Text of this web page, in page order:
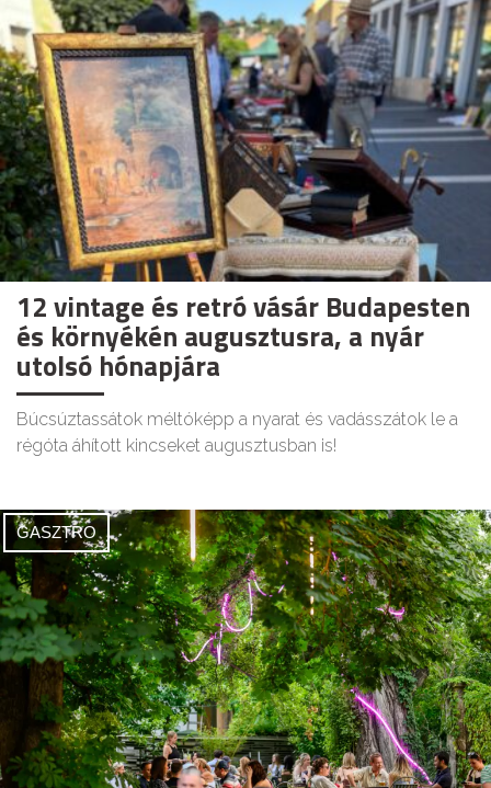
12 vintage és retró vásár Budapesten
és környékén augusztusra, a nyár
utolsó hónapjára
Búcsúztassátok méltóképp a nyarat és vadásszátok le a
régóta áhított kincseket augusztusban is!
GASZTRO